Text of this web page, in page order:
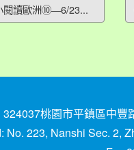
閱讀歐洲⑩—6/23...
桃園市平鎮區中
223, Nanshi Sec. 2,